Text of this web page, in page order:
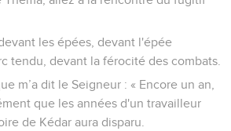
les épées, devant l'épée
tendu, devant la férocité des combats.
m’a dit le Seigneur : « Encore un an,
que les années d'un travailleur
de Kédar aura disparu.